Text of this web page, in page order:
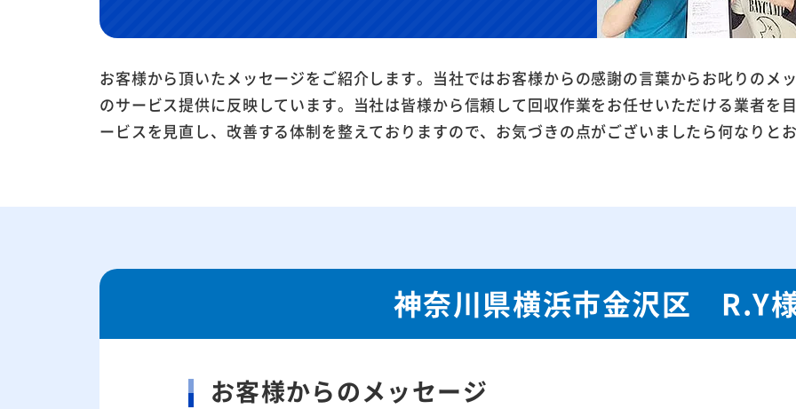
お客様から頂いたメッセージをご紹介します。当社ではお客様からの感謝の言葉からお叱りのメ
のサービス提供に反映しています。当社は皆様から信頼して回収作業をお任せいただける業者を
ービスを見直し、改善する体制を整えておりますので、お気づきの点がございましたら何なりと
神奈川県横浜市金沢区 R.Y
お客様からのメッセージ